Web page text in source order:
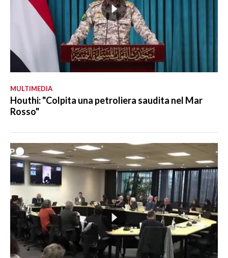
MULTIMEDIA
Houthi: "Colpita una petroliera saudita nel Mar
Rosso"